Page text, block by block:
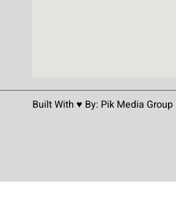
Built With ♥️ By: Pik Media Group